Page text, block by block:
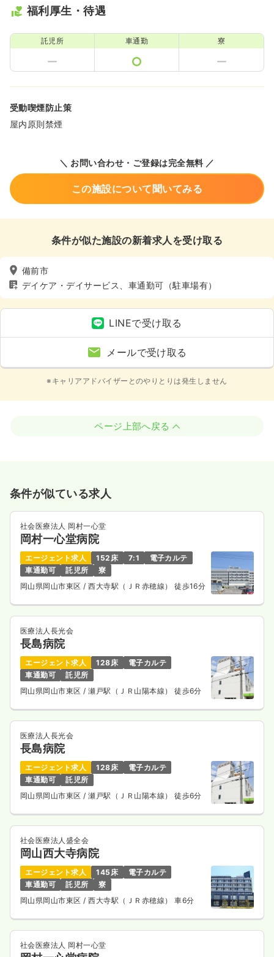
福利厚生・待遇
託児所 車通勤 寮
受動喫煙防止策
屋内原則禁煙
＼ お問い合わせ・ご登録は完全無料 ／
この施設について聞いてみる
条件が似た施設の新着求人を受け取る
備前市
デイケア・デイサービス、車通勤可（駐車場有）
LINEで受け取る
メールで受け取る
※キャリアアドバイザーとのやりとりは発生しません
ページ上部へ戻る
条件が似ている求人
社会医療法人 岡村一心堂
岡村一心堂病院
エージェント求人 152床 7:1
電子カルテ
車通勤可
託児所
寮
岡山県岡山市東区/ 西大寺駅（ＪＲ赤穂線） 徒歩16分
医療法人長光会
長島病院
エージェント求人 128床
電子カルテ
車通勤可
託児所
岡山県岡山市東区/ 瀬戸駅（ＪＲ山陽本線） 徒歩6分
医療法人長光会
長島病院
エージェント求人 128床
電子カルテ
車通勤可
託児所
岡山県岡山市東区/ 瀬戸駅（ＪＲ山陽本線） 徒歩6分
社会医療法人盛全会
岡山西大寺病院
エージェント求人 145床
電子カルテ
車通勤可
託児所
寮
岡山県岡山市東区/ 西大寺駅（ＪＲ赤穂線） 車6分
社会医療法人 岡村一心堂